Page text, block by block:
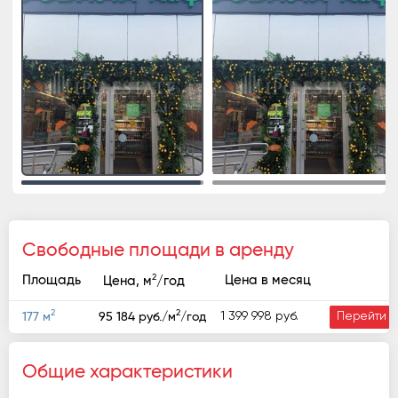
Свободные площади в аренду
Площадь Цена, м2/год Цена в месяц
177 м2 95 184 руб./м2/год 1 399 998 руб. Перейти
Общие характеристики